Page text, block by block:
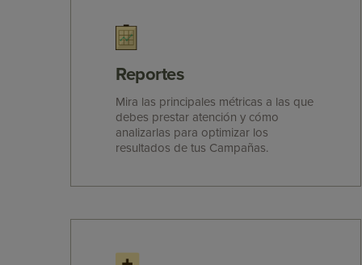
Reportes
Mira las principales métricas a las que
debes prestar atención y cómo
analizarlas para optimizar los
resultados de tus Campañas.